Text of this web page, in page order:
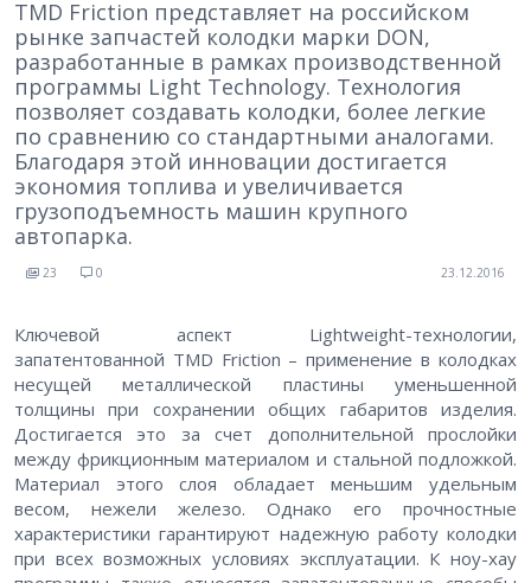
TMD Friction представляет на российском
рынке запчастей колодки марки DON,
разработанные в рамках производственной
программы Light Technology. Технология
позволяет создавать колодки, более легкие
по сравнению со стандартными аналогами.
Благодаря этой инновации достигается
экономия топлива и увеличивается
грузоподъемность машин крупного
автопарка.
23 0 23.12.2016
Ключевой аспект Lightweight-технологии,
запатентованной TMD Friction – применение в колодках
несущей металлической пластины уменьшенной
толщины при сохранении общих габаритов изделия.
Достигается это за счет дополнительной прослойки
между фрикционным материалом и стальной подложкой.
Материал этого слоя обладает меньшим удельным
весом, нежели железо. Однако его прочностные
характеристики гарантируют надежную работу колодки
при всех возможных условиях эксплуатации. К ноу-хау